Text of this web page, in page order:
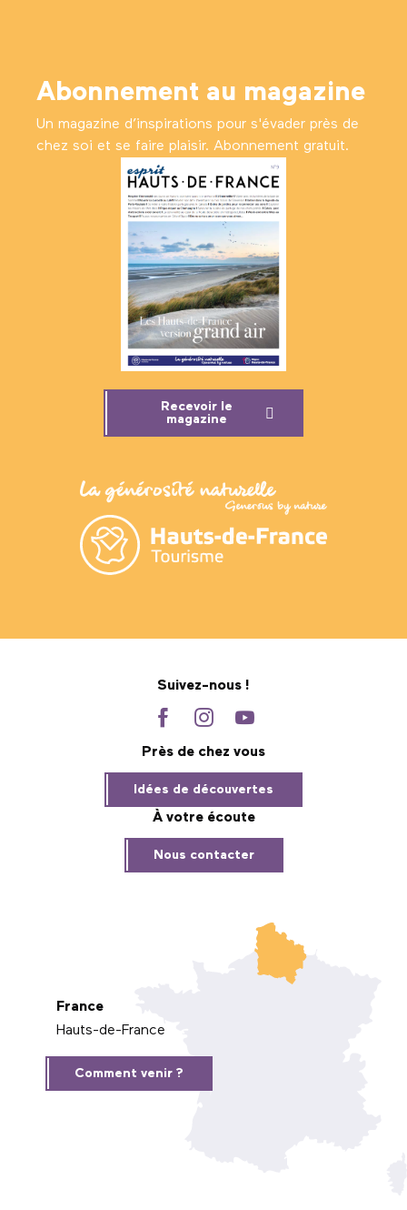
Abonnement au magazine
Un magazine d’inspirations pour s'évader près de
chez soi et se faire plaisir. Abonnement gratuit.
Recevoir le
magazine
Suivez-nous !
Près de chez vous
Idées de découvertes
À votre écoute
Nous contacter
France
Hauts-de-France
Comment venir ?